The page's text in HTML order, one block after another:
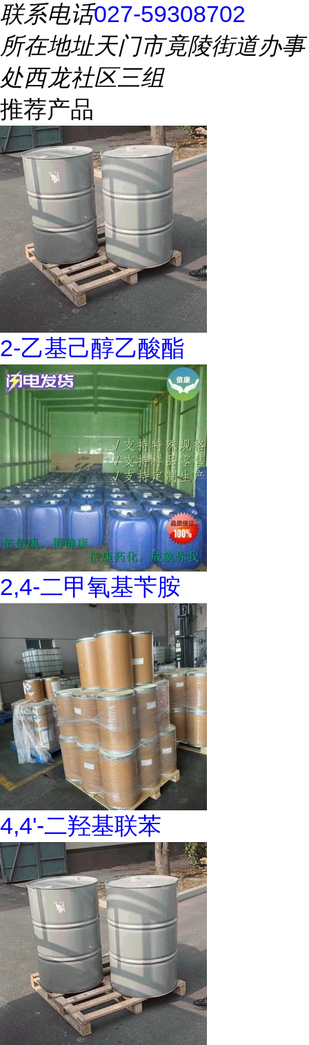
联系电话027-59308702
所在地址天门市竟陵街道办事
处西龙社区三组
推荐产品
2-乙基己醇乙酸酯
2,4-二甲氧基苄胺
4,4'-二羟基联苯